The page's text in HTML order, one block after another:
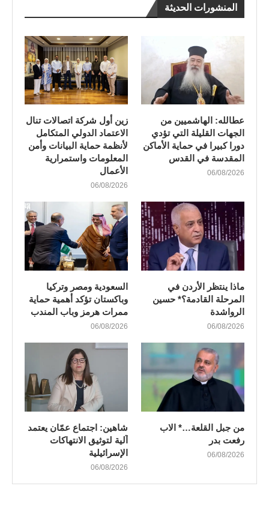
المنشورات الحديثة
عطالله: الهاشميين من
الجهات القليلة التي تؤدي
دورا كبيرا في حماية الأماكن
المقدسة في القدس
06/08/2026
زين أول شركة اتصالات تنال
الاعتماد الدولي المتكامل
لأنظمة حماية البيانات وأمن
المعلومات واستمرارية
الأعمال
06/08/2026
ماذا ينتظر الأردن في
المرحلة القادمة؟* حسين
الرواشدة
06/08/2026
السعودية ومصر وتركيا
وباكستان تؤكد أهمية حماية
ممرات هرمز وباب المندب
06/08/2026
من جبل القلعة…* الاب
رفعت بدر
06/08/2026
شاهين: اجتماع عمّان يعتمد
آلية لتوثيق الانتهاكات
الإسرائيلية
06/08/2026